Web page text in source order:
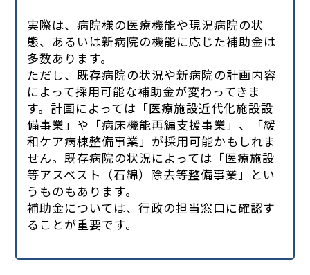
実際は、病院様の医療機能や現況病院の状
態、あるいは新病院の機能に応じた補助金は
多数あります。
ただし、既存病院の状況や新病院の計画内容
によって採用可能な補助金が変わってきま
す。計画によっては「医療施設近代化施設設
備事業」や「病床機能再編支援事業」、「緩
和ケア病棟整備事業」が採用可能かもしれま
せん。既存病院の状況によっては「医療施設
等アスベスト（石綿）除去等整備事業」とい
うものもあります。
補助金については、行政の担当窓口に確認す
ることが重要です。